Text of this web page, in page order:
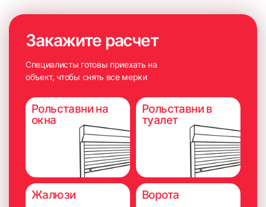
Закажите расчет
Специалисты готовы приехать на
объект, чтобы снять все мерки
Рольставни на
окна
Рольставни в
туалет
Жалюзи Ворота